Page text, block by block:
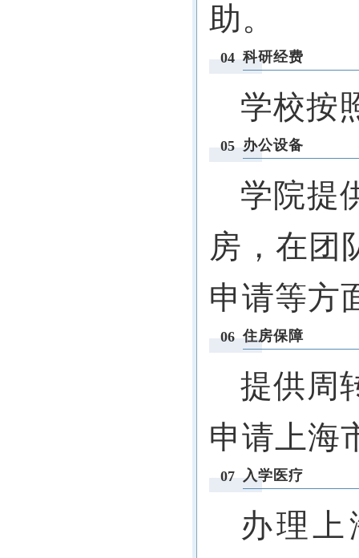
助。
04 科研经费
学校按
05 办公设备
学院提
房，在团
申请等方
06 住房保障
提供周
申请上海
07 入学医疗
办理